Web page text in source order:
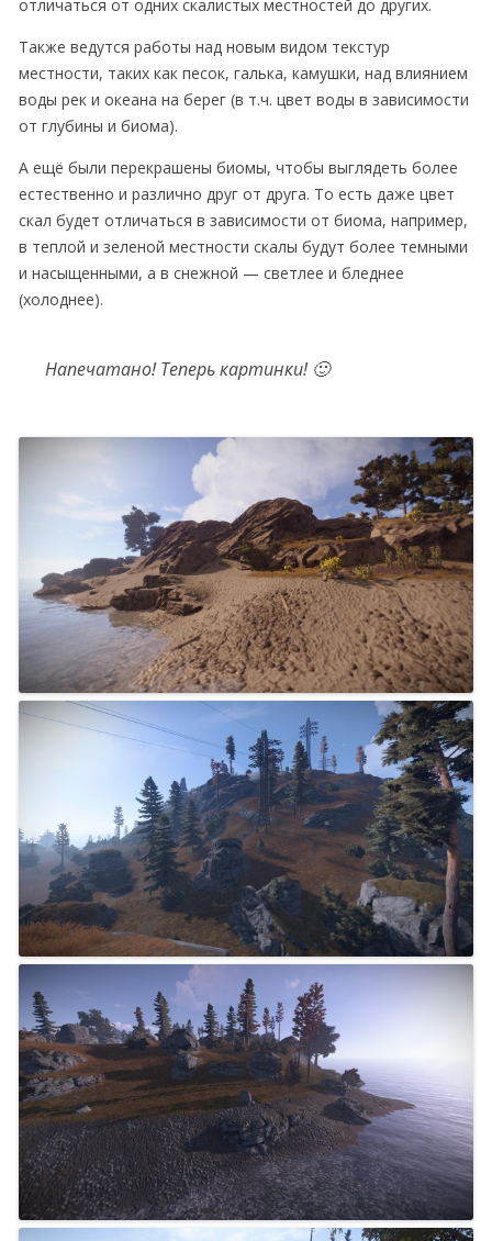
отличаться от одних скалистых местностей до других.
Также ведутся работы над новым видом текстур
местности, таких как песок, галька, камушки, над влиянием
воды рек и океана на берег (в т.ч. цвет воды в зависимости
от глубины и биома).
А ещё были перекрашены биомы, чтобы выглядеть более
естественно и различно друг от друга. То есть даже цвет
скал будет отличаться в зависимости от биома, например,
в теплой и зеленой местности скалы будут более темными
и насыщенными, а в снежной — светлее и бледнее
(холоднее).
Напечатано! Теперь картинки! 🙂